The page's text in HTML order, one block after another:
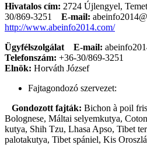
Hivatalos cím: 2724 Újlengyel,
30/869-3251
E-mail:
http://www.abeinfo2014.com/
Ügyfélszolgálat
E-mail:
Telefonszám: +36-30/869-3251
Elnök: Horváth József
Fajtagondozó szervezet:
Gondozott fajták: Bichon à poil
Bolognese, Máltai selyemkutya,
kutya, Shih Tzu, Lhasa Apso, Tibet
palotakutya, Tibet spániel, Kis